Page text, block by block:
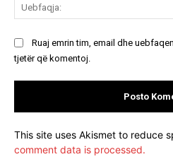
Ruaj emrin tim, email dhe
tjetër që komentoj.
This site uses Akismet to reduce
comment data is processed.